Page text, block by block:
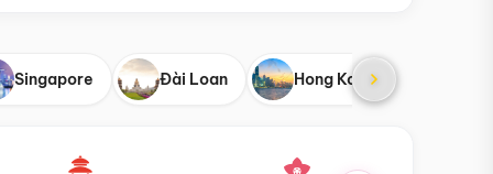
Singapore Đài Loan Hong Kong